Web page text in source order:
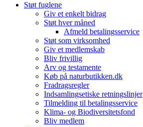
Støt fuglene
Giv et enkelt bidrag
Støt hver måned
Afmeld betalingsservice
Støt som virksomhed
Giv et medlemskab
Bliv frivillig
Arv og testamente
Køb på naturbutikken.dk
Fradragsregler
Indsamlingsetiske retningslinjer
Tilmelding til betalingsservice
Klima- og Biodiversitetsfond
Bliv medlem